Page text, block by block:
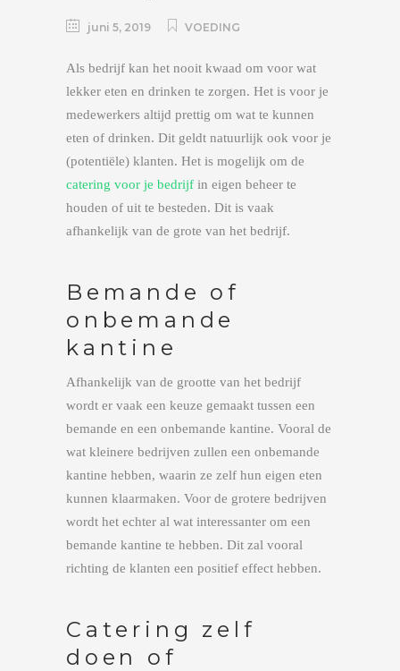
juni 5, 2019 VOEDING
Als bedrijf kan het nooit kwaad om voor wat
lekker eten en drinken te zorgen. Het is voor je
medewerkers altijd prettig om wat te kunnen
eten of drinken. Dit geldt natuurlijk ook voor je
(potentiële) klanten. Het is mogelijk om de
catering voor je bedrijf in eigen beheer te
houden of uit te besteden. Dit is vaak
afhankelijk van de grote van het bedrijf.
Bemande of
onbemande
kantine
Afhankelijk van de grootte van het bedrijf
wordt er vaak een keuze gemaakt tussen een
bemande en een onbemande kantine. Vooral de
wat kleinere bedrijven zullen een onbemande
kantine hebben, waarin ze zelf hun eigen eten
kunnen klaarmaken. Voor de grotere bedrijven
wordt het echter al wat interessanter om een
bemande kantine te hebben. Dit zal vooral
richting de klanten een positief effect hebben.
Catering zelf
doen of